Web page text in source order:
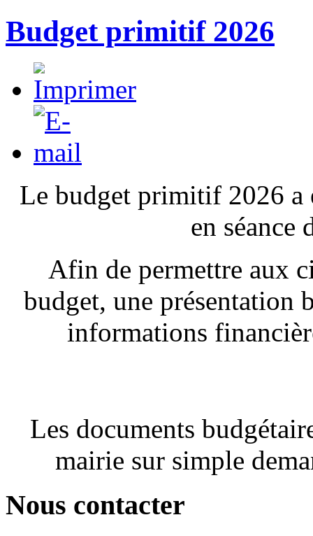
Budget primitif 2026
Le budget primitif 2026 a
en
Afin de permettre aux
budget, une présentation
informations
Les documents
mairie sur simple
Nous contacter